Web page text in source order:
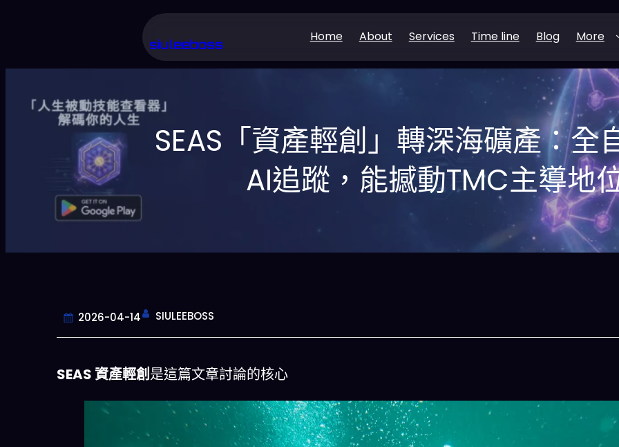
主
siuleeboss Home About Services Time line Blog More
SEAS「資產輕創」轉深海礦產：全
AI追蹤，能撼動TMC主導地
2026-04-14 SIULEEBOSS
SEAS 資產輕創是這篇文章討論的核心